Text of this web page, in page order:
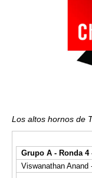
Los altos hornos de
Grupo A - Ronda 4
Viswanathan Anand